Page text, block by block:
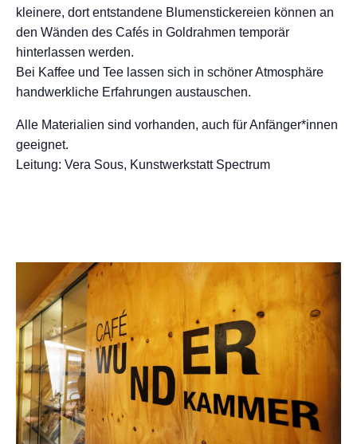
kleinere, dort entstandene Blumenstickereien können an
den Wänden des Cafés in Goldrahmen temporär
hinterlassen werden.
Bei Kaffee und Tee lassen sich in schöner Atmosphäre
handwerkliche Erfahrungen austauschen.
Alle Materialien sind vorhanden, auch für Anfänger*innen
geeignet.
Leitung: Vera Sous, Kunstwerkstatt Spectrum